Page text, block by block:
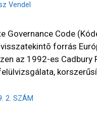
Vendel
Governance Code
forrás
az 1992-es
2. SZÁM